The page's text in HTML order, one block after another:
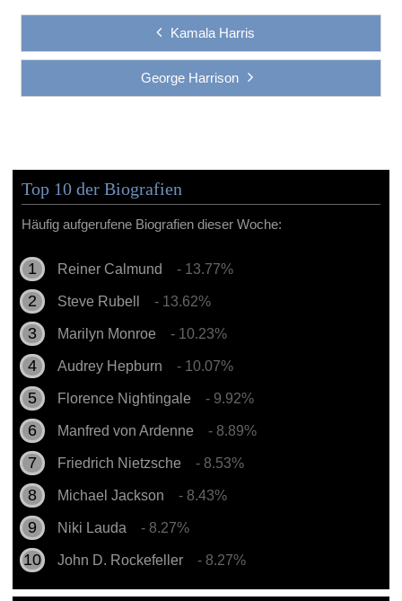
Kamala Harris
George Harrison
Top 10 der Biografien
Häufig aufgerufene Biografien dieser Woche:
Reiner Calmund - 13.77%
Steve Rubell - 13.62%
Marilyn Monroe - 10.23%
Audrey Hepburn - 10.07%
Florence Nightingale - 9.92%
Manfred von Ardenne - 8.89%
Friedrich Nietzsche - 8.53%
Michael Jackson - 8.43%
Niki Lauda - 8.27%
John D. Rockefeller - 8.27%